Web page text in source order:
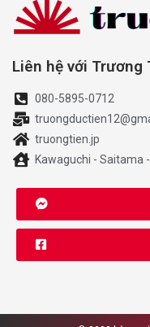
Liên hệ với Trương
080-5895-0712
truongtien.jp
Kawaguchi - Saitama